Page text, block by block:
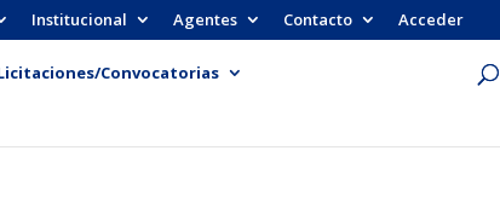
Institucional Agentes Contacto Acceder
Convocatorias